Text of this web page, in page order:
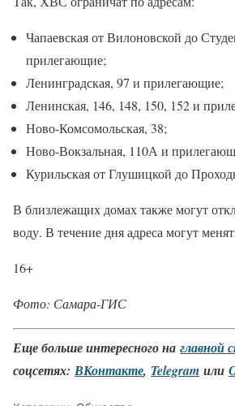
Чапаевская от Вилоновской до
прилегающие;
Ленинградская, 97 и прилегающие;
Ленинская, 146, 148, 150, 152 и
Ново-Комсомольская, 38;
Ново-Вокзальная, 110А и
Курильская от Глушицкой до
В близлежащих домах также могут
воду. В течение дня адреса могут
16+
Фото: Самара-ГИС
Еще больше интересного на главной
соцсетях: ВКонтакте, Telegram или